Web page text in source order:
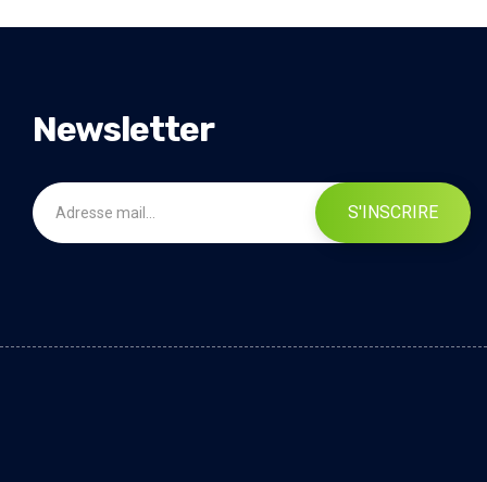
Newsletter
S'INSCRIRE